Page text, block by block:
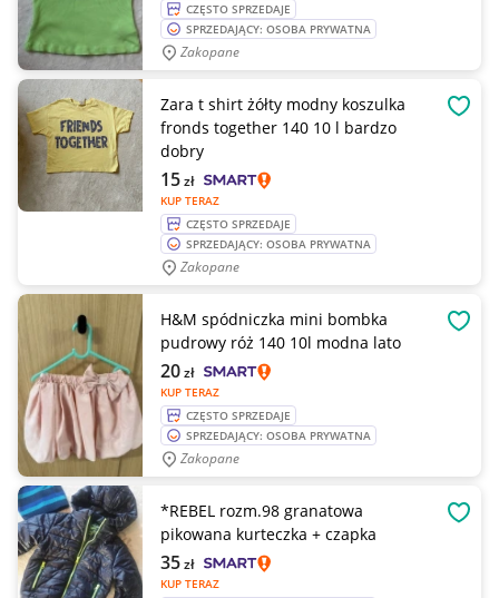
CZĘSTO SPRZEDAJE
SPRZEDAJĄCY: OSOBA PRYWATNA
Zakopane
Zara t shirt żółty modny koszulka
fronds together 140 10 l bardzo
dobry
KUP TERAZ
15zł
CZĘSTO SPRZEDAJE
SPRZEDAJĄCY: OSOBA PRYWATNA
Zakopane
H&M spódniczka mini bombka
pudrowy róż 140 10l modna lato
KUP TERAZ
20zł
CZĘSTO SPRZEDAJE
SPRZEDAJĄCY: OSOBA PRYWATNA
Zakopane
*REBEL rozm.98 granatowa
pikowana kurteczka + czapka
KUP TERAZ
35zł